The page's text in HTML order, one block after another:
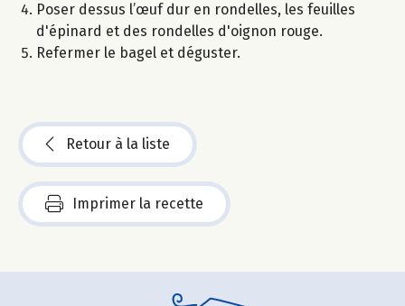
Poser dessus l’œuf dur en rondelles, les feuilles
d'épinard et des rondelles d'oignon rouge.
Refermer le bagel et déguster.
Retour à la liste
Imprimer la recette